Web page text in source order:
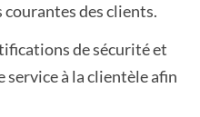
des clients.
de sécurité et
service à la clientèle afin